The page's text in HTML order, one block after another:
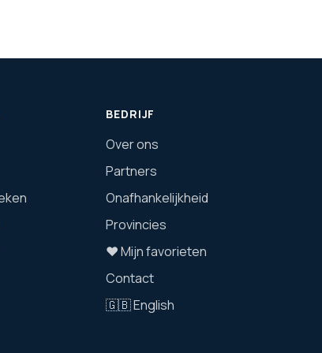
BEDRIJF
Over ons
Partners
Onafhankelijkheid
Provincies
❤️ Mijn favorieten
Contact
🇬🇧 English